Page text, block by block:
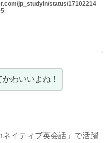
jp_studyin/status/17102214
わいいよね！
イティブ英会話」で活躍